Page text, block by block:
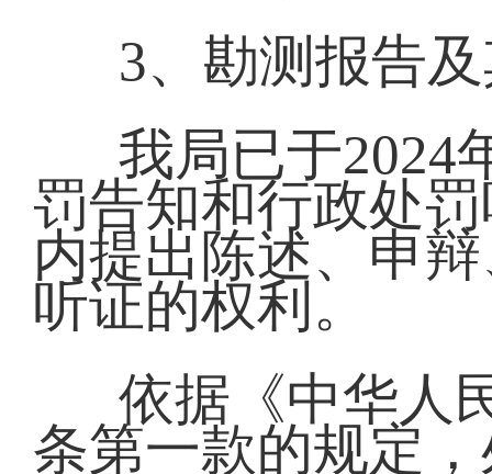
3、勘测报告
我局已于2024
罚告知和行政处
内提出陈述、申
听证的权利。
依据《中华人
条第一款的规定